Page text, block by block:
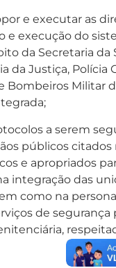
e executar as
e execução do
da Secretaria da
da Justiça, Polícia
Bombeiros Militar
a serem
públicos citados
e apropriados
integração das
como na
de segurança